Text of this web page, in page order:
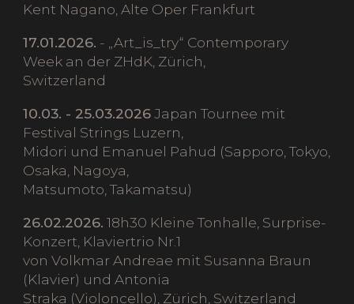
Kent Nagano, Alte Oper Frankfurt
17.01.2026. - „Art_is_try“ Contemporary
Week an der ZHdK, Zürich,
Switzerland
10.03. - 25.03.2026Japan Tournee mit
Festival Strings Luzern,
Midori und Emanuel Pahud (Sapporo, Tokyo,
Osaka, Nagoya,
Matsumoto, Takamatsu)
26.02.2026. 18h30 Kleine Tonhalle, Surprise-
Konzert, Klaviertrio Nr.1
von Volkmar Andreae mit Susanna Braun
(Klavier) und Antonia
Straka (Violoncello), Zürich, Switzerland